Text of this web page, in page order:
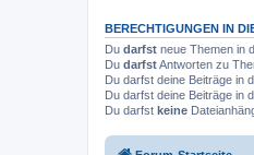
BERECHTIGUNGEN IN
Du darfst neue Themen in
Du darfstAntworten zu
Du darfst deine Beiträge in
Du darfst deine Beiträge in
Du darfst keine